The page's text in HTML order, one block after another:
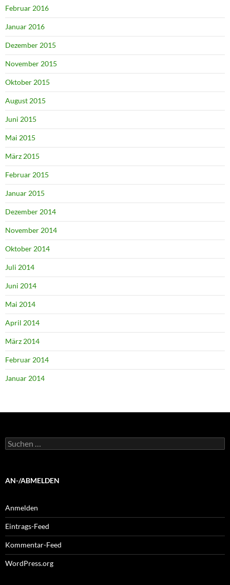
Februar 2016
Januar 2016
Dezember 2015
November 2015
Oktober 2015
August 2015
Juni 2015
Mai 2015
März 2015
Februar 2015
Januar 2015
Dezember 2014
November 2014
Oktober 2014
Juli 2014
Juni 2014
Mai 2014
April 2014
März 2014
Februar 2014
Januar 2014
Suchen
nach:
AN-/ABMELDEN
Anmelden
Eintrags-Feed
Kommentar-Feed
WordPress.org